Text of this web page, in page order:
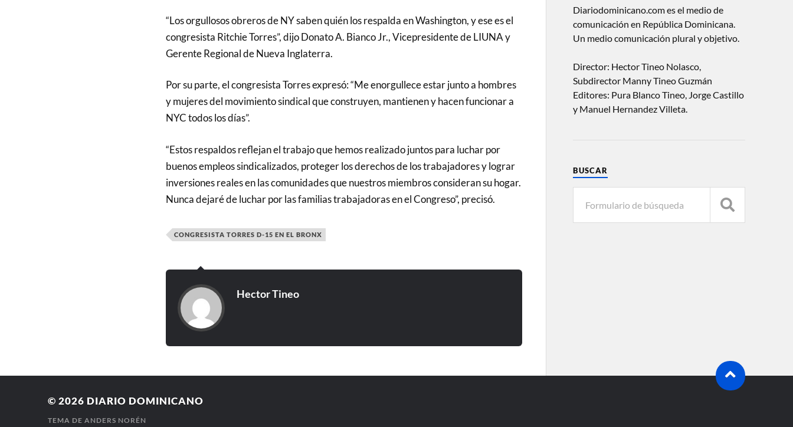
“Los orgullosos obreros de NY saben quién los respalda en Washington, y ese es el
congresista Ritchie Torres”, dijo Donato A. Bianco Jr., Vicepresidente de LIUNA y
Gerente Regional de Nueva Inglaterra.
Por su parte, el congresista Torres expresó: “Me enorgullece estar junto a hombres
y mujeres del movimiento sindical que construyen, mantienen y hacen funcionar a
NYC todos los días”.
“Estos respaldos reflejan el trabajo que hemos realizado juntos para luchar por
buenos empleos sindicalizados, proteger los derechos de los trabajadores y lograr
inversiones reales en las comunidades que nuestros miembros consideran su hogar.
Nunca dejaré de luchar por las familias trabajadoras en el Congreso”, precisó.
CONGRESISTA TORRES D-15 EN EL BRONX
Hector Tineo
Diariodominicano.com es el medio de
comunicación en República Dominicana.
Un medio comunicación plural y objetivo.
Director: Hector Tineo Nolasco,
Subdirector Manny Tineo Guzmán
Editores: Pura Blanco Tineo, Jorge Castillo
y Manuel Hernandez Villeta.
BUSCAR
© 2026 DIARIO DOMINICANO
TEMA DE ANDERS NORÉN